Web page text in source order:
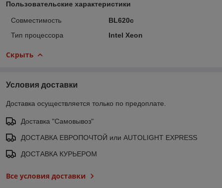
Пользовательские характеристики
Совместимость
BL620c
Тип процессора
Intel Xeon
Скрыть
Условия доставки
Доставка осуществляется только по предоплате.
Доставка "Самовывоз"
ДОСТАВКА ЕВРОПОЧТОЙ или AUTOLIGHT EXPRESS
ДОСТАВКА КУРЬЕРОМ
Все условия доставки